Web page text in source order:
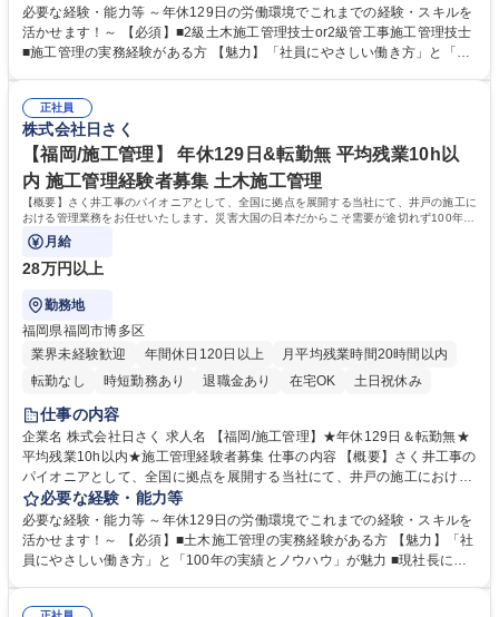
者としての活躍を期待しております。 【詳細】井戸の掘削工事および関連
設備工事の施工管理を担当し、工程・品質・安全を徹底的に管理していた
だきます。 【案件例】地震観測井戸、上水道用井戸、非常災害用井戸、温
な経験を積むことができます 募集職種 【愛知/施工管理】★年休129日＆
転勤無★平均残業10h以内★働きやすさ◎
必要な経験・能力等 ～年休129日の労働環境でこれまでの経験・スキルを
活かせます！～ 【必須】■2級土木施工管理技士or2級管工事施工管理技士
■施工管理の実務経験がある方 【魅力】「社員にやさしい働き方」と「10
を行っております。現場出身の社長だからこそ、働き方には特に注力して
おります。 ■時代のニーズに対応し実績とノウハウを築きました。海外イ
ンフラ整備や災害対策など、現在は積極的に海外人材の育成も行っており
ます。 学歴・資格 学歴：大学院 大学 高専 短大 専修学校 高校 語学力：
資格：
正社員
株式会社日さく
【福岡/施工管理】 年休129日&転勤無 平均残業10h以
内 施工管理経験者募集 土木施工管理
【概要】さく井工事のパイオニアとして、全国に拠点を展開する当社にて、井戸の施工に
おける管理業務をお任せいたします。災害大国の日本だからこそ需要が途切れず100年以
上の歴史を築いています。
月給
28万円以上
勤務地
福岡県福岡市博多区
業界未経験歓迎
年間休日120日以上
月平均残業時間20時間以内
転勤なし
時短勤務あり 退職金あり 在宅OK 土日祝休み
仕事の内容
企業名 株式会社日さく 求人名 【福岡/施工管理】★年休129日＆転勤無★
平均残業10h以内★施工管理経験者募集 仕事の内容 【概要】さく井工事の
パイオニアとして、全国に拠点を展開する当社にて、井戸の施工における
管理業務をお任せいたします。災害大国の日本だからこそ需要が途切れず
100年以上の歴史を築いています。 【詳細】施工における工程・品質・安
全の管理・発注者との打合せ等、井戸の掘削工事・井戸に付随する設備工
事の施工管理業務をお任せします。 【案件例】地震観測井戸/上水道用井
必要な経験・能力等
必要な経験・能力等 ～年休129日の労働環境でこれまでの経験・スキルを
活かせます！～ 【必須】■土木施工管理の実務経験がある方 【魅力】「社
員にやさしい働き方」と「100年の実績とノウハウ」が魅力 ■現社長にか